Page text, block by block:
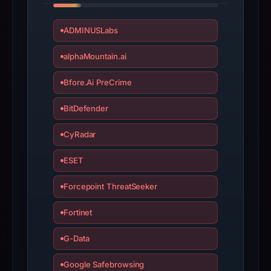
IP
address
216.55.149.9,
registration
date
Feb
2021,
target
Infrastructure
details
have
since
ADMINUSLabs
alphaMountain.ai
Bfore.Ai PreCrime
BitDefender
CyRadar
ESET
Forcepoint ThreatSeeker
Fortinet
G-Data
Google Safebrowsing